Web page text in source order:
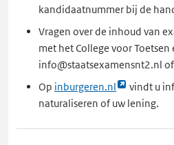
kandidaatnummer bij de
Vragen over de inhoud van
met het College voor
info@staatsexamensnt2.nl
Op inburgeren.nl
Link
opent
vindt u
naturaliseren of uw lening.